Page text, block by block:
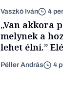
kimondani
Vaszkó Iván 4
„Van akkora
melynek a
lehet élni.”
anyagi
Péller András 4